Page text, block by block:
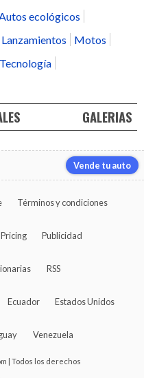
Autos ecológicos
Lanzamientos
Motos
Tecnología
GALERIAS
Vende tu auto
Términos y condiciones
Pricing Publicidad
RSS
Ecuador Estados Unidos
Venezuela
| Todos los derechos